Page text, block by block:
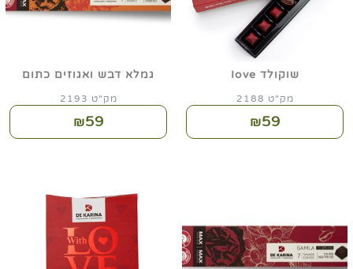
שוקולד Iove
מק"ט 2188
₪59
גמלא דבש ואגוזים כתום
מק"ט 2193
₪59